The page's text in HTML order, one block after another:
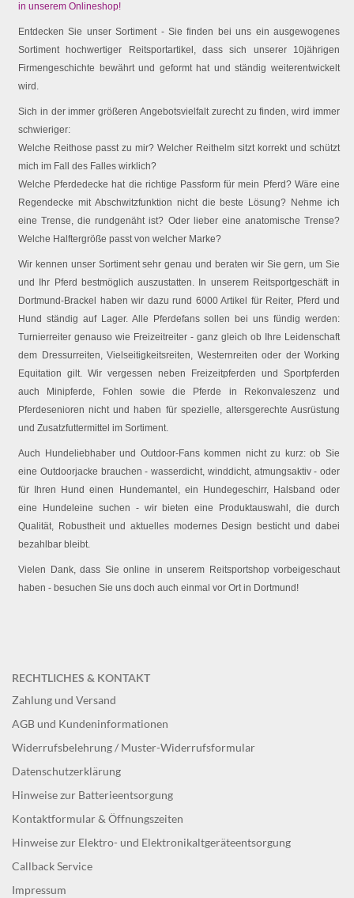
in unserem Onlineshop!
Entdecken Sie unser Sortiment - Sie finden bei uns ein ausgewogenes
Sortiment hochwertiger Reitsportartikel, dass sich unserer 10jährigen
Firmengeschichte bewährt und geformt hat und ständig weiterentwickelt
wird.
Sich in der immer größeren Angebotsvielfalt zurecht zu finden, wird immer
schwieriger:
Welche Reithose passt zu mir? Welcher Reithelm sitzt korrekt und schützt
mich im Fall des Falles wirklich?
Welche Pferdedecke hat die richtige Passform für mein Pferd? Wäre eine
Regendecke mit Abschwitzfunktion nicht die beste Lösung? Nehme ich
eine Trense, die rundgenäht ist? Oder lieber eine anatomische Trense?
Welche Halftergröße passt von welcher Marke?
Wir kennen unser Sortiment sehr genau und beraten wir Sie gern, um Sie
und Ihr Pferd bestmöglich auszustatten. In unserem Reitsportgeschäft in
Dortmund-Brackel haben wir dazu rund 6000 Artikel für Reiter, Pferd und
Hund ständig auf Lager. Alle Pferdefans sollen bei uns fündig werden:
Turnierreiter genauso wie Freizeitreiter - ganz gleich ob Ihre Leidenschaft
dem Dressurreiten, Vielseitigkeitsreiten, Westernreiten oder der Working
Equitation gilt. Wir vergessen neben Freizeitpferden und Sportpferden
auch Minipferde, Fohlen sowie die Pferde in Rekonvaleszenz und
Pferdesenioren nicht und haben für spezielle, altersgerechte Ausrüstung
und Zusatzfuttermittel im Sortiment.
Auch Hundeliebhaber und Outdoor-Fans kommen nicht zu kurz: ob Sie
eine Outdoorjacke brauchen - wasserdicht, winddicht, atmungsaktiv - oder
für Ihren Hund einen Hundemantel, ein Hundegeschirr, Halsband oder
eine Hundeleine suchen - wir bieten eine Produktauswahl, die durch
Qualität, Robustheit und aktuelles modernes Design besticht und dabei
bezahlbar bleibt.
Vielen Dank, dass Sie online in unserem Reitsportshop vorbeigeschaut
haben - besuchen Sie uns doch auch einmal vor Ort in Dortmund!
RECHTLICHES & KONTAKT
Zahlung und Versand
AGB und Kundeninformationen
Widerrufsbelehrung / Muster-Widerrufsformular
Datenschutzerklärung
Hinweise zur Batterieentsorgung
Kontaktformular & Öffnungszeiten
Hinweise zur Elektro- und Elektronikaltgeräteentsorgung
Callback Service
Impressum